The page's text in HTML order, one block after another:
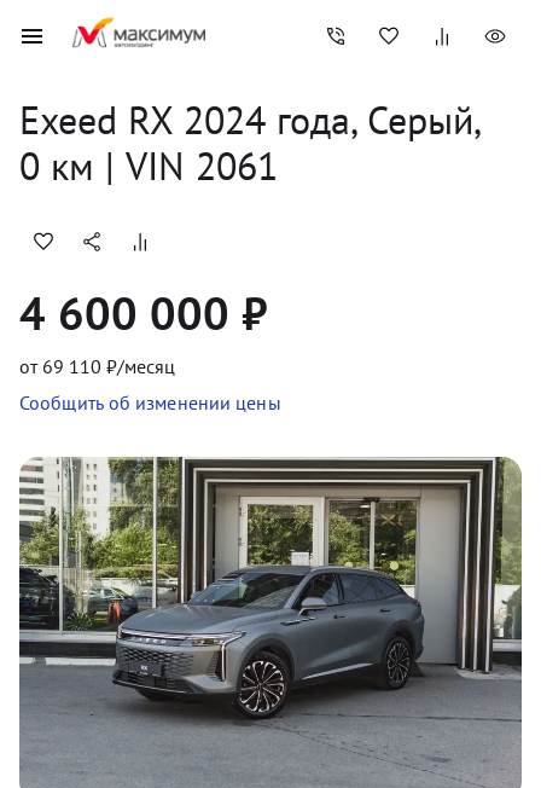
Exeed RX 2024 года, Серый,
0 км | VIN 2061
4 600 000 ₽
от 69 110 ₽/месяц
Сообщить об изменении цены